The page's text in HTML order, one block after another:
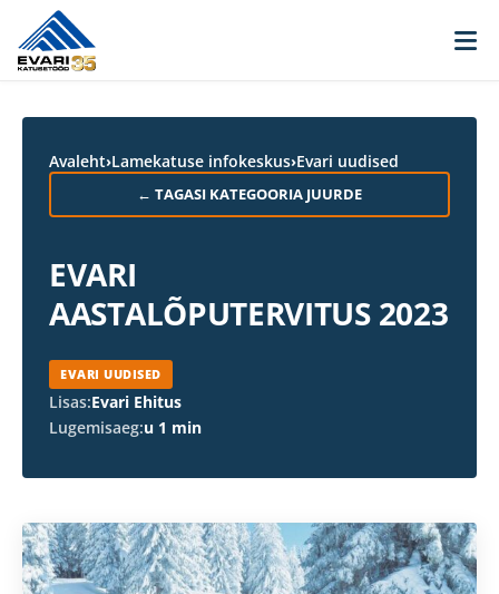
Skip to content
Avaleht›Lamekatuse infokeskus›Evari uudised
← TAGASI KATEGOORIA JUURDE
EVARI
AASTALÕPUTERVITUS 2023
EVARI UUDISED
Lisas:Evari Ehitus
Lugemisaeg:u 1 min